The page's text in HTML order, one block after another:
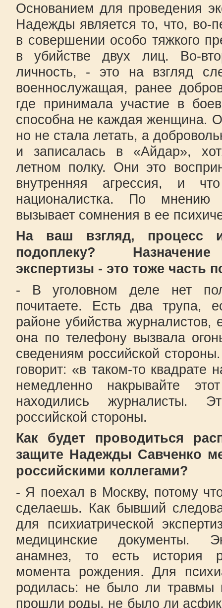
Основанием для проведения
Надежды является то, что, во-
в совершении особо тяжкого
в убийстве двух лиц. Во-
личность, - это на взгляд
военнослужащая, ранее
где принимала участие в
способна не каждая женщина.
но не стала летать, а
и записалась в «Айдар»,
летном полку. Они это
внутренняя агрессия, и
националистка. По мнению
вызывает сомнения в ее
На ваш взгляд, процесс
подоплеку? Назначение
экспертизы - это тоже часть
- В уголовном деле нет
почитаете. Есть два трупа,
районе убийства журналистов,
она по телефону вызвала
сведениям российской
говорит: «в таком-то квадрате
немедленно накрывайте
находились журналисты.
российской стороны.
Как будет проводиться
защите Надежды Савченко
российскими коллегами?
- Я поехал в Москву, потому
сделаешь. Как бывший
для психиатрической
медицинские документы.
анамнез, то есть история
момента рождения. Для
родилась: не было ли травмы
прошли роды, не было ли